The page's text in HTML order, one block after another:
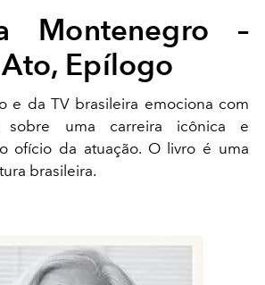
Montenegro –
Epílogo
e da TV brasileira emociona com
sobre uma carreira icônica e
ofício da atuação. O livro é uma
brasileira.